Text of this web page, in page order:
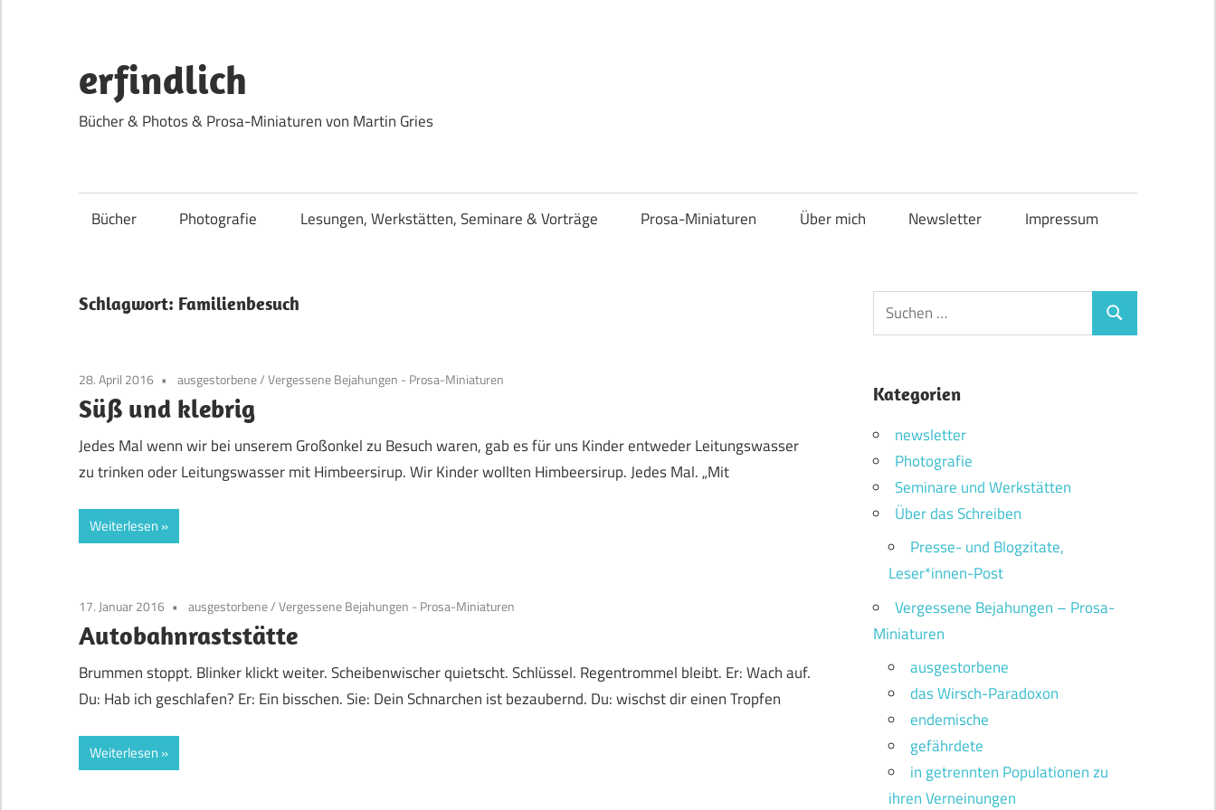
springen
erfindlich
Bücher & Photos & Prosa-Miniaturen von Martin Gries
Bücher Photografie Lesungen, Werkstätten, Seminare & Vorträge Prosa-Miniaturen Über mich Newsletter Impressum
Schlagwort: Familienbesuch
28. April 2016 ausgestorbene/Vergessene Bejahungen - Prosa-Miniaturen
Süß und klebrig
Jedes Mal wenn wir bei unserem Großonkel zu Besuch waren, gab es für uns Kinder entweder Leitungswasser
zu trinken oder Leitungswasser mit Himbeersirup. Wir Kinder wollten Himbeersirup. Jedes Mal. „Mit
Weiterlesen
17. Januar 2016 ausgestorbene/Vergessene Bejahungen - Prosa-Miniaturen
Autobahnraststätte
Brummen stoppt. Blinker klickt weiter. Scheibenwischer quietscht. Schlüssel. Regentrommel bleibt. Er: Wach auf.
Du: Hab ich geschlafen? Er: Ein bisschen. Sie: Dein Schnarchen ist bezaubernd. Du: wischst dir einen Tropfen
Weiterlesen
Suchen
nach:
Suchen
Kategorien
newsletter
Photografie
Seminare und Werkstätten
Über das Schreiben
Presse- und Blogzitate,
Leser*innen-Post
Vergessene Bejahungen – Prosa-
Miniaturen
ausgestorbene
das Wirsch-Paradoxon
endemische
gefährdete
in getrennten Populationen zu
ihren Verneinungen